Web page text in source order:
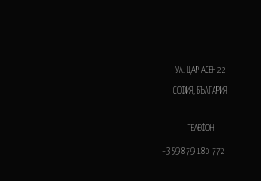
УЛ. ЦАР АСЕН 22
СОФИЯ, БЪЛГАРИЯ
ТЕЛЕФОН
+359 879 180 772